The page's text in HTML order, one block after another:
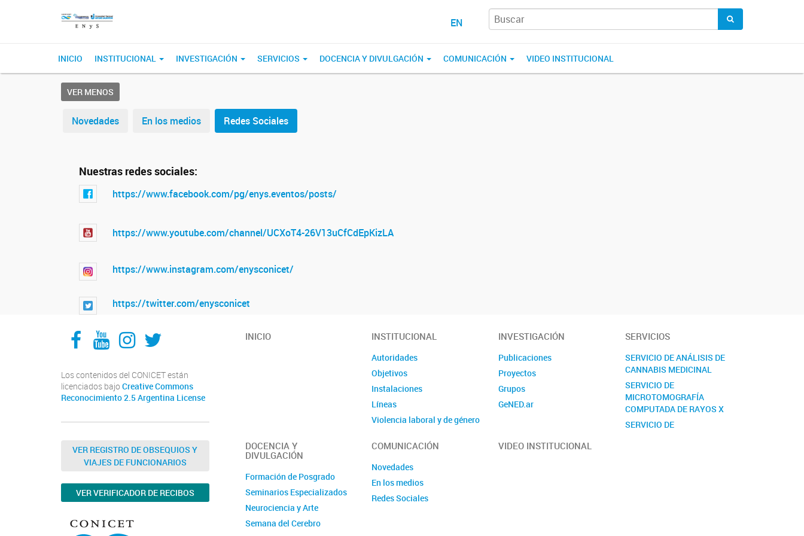
EN
INICIO INSTITUCIONAL INVESTIGACIÓN SERVICIOS DOCENCIA Y DIVULGACIÓN COMUNICACIÓN VIDEO INSTITUCIONAL
VER MENOS
Novedades En los medios Redes Sociales
Nuestras redes sociales:
https://www.facebook.com/pg/enys.eventos/posts/
https://www.youtube.com/channel/UCXoT4-26V13uCfCdEpKizLA
https://www.instagram.com/enysconicet/
https://twitter.com/enysconicet
Facebook
YouTube
Instagram
Twitter
Los contenidos del CONICET están
licenciados bajo Creative Commons
Reconocimiento 2.5 Argentina License
VER REGISTRO DE OBSEQUIOS Y
VIAJES DE FUNCIONARIOS
VER VERIFICADOR DE RECIBOS
INICIO INSTITUCIONAL
Autoridades
Objetivos
Instalaciones
Líneas
Violencia laboral y de género
INVESTIGACIÓN
Publicaciones
Proyectos
Grupos
GeNED.ar
SERVICIOS
SERVICIO DE ANÁLISIS DE
CANNABIS MEDICINAL
SERVICIO DE
MICROTOMOGRAFÍA
COMPUTADA DE RAYOS X
SERVICIO DE
DOCENCIA Y
DIVULGACIÓN
Formación de Posgrado
Seminarios Especializados
Neurociencia y Arte
Semana del Cerebro
COMUNICACIÓN
Novedades
En los medios
Redes Sociales
VIDEO INSTITUCIONAL